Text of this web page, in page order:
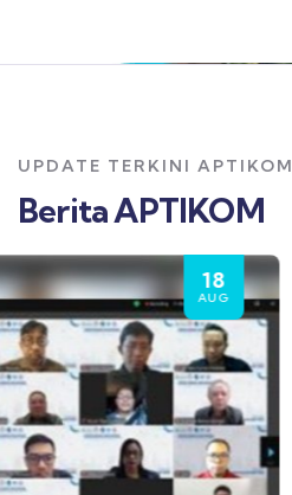
UPDATE TERKINI APTIKOM
Berita APTIKOM